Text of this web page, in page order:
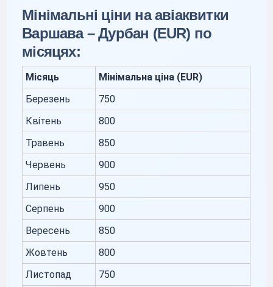
Мінімальні ціни на авіаквитки
Варшава – Дурбан (EUR) по
місяцях:
Місяць
Мінімальна ціна (EUR)
Березень
750
Квітень
800
Травень
850
Червень
900
Липень
950
Серпень
900
Вересень
850
Жовтень
800
Листопад
750